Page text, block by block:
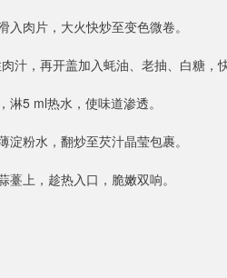
肉片，大火快炒至变色微卷。
汁，再开盖加入蚝油、老抽、白糖，
5 ml热水，使味道渗透。
粉水，翻炒至芡汁晶莹包裹。
上，趁热入口，脆嫩双响。